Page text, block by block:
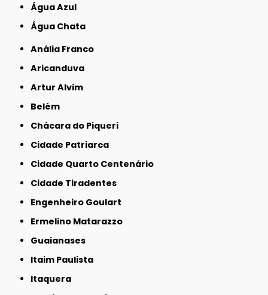
Água Azul
Água Chata
Anália Franco
Aricanduva
Artur Alvim
Belém
Chácara do Piqueri
Cidade Patriarca
Cidade Quarto Centenário
Cidade Tiradentes
Engenheiro Goulart
Ermelino Matarazzo
Guaianases
Itaim Paulista
Itaquera